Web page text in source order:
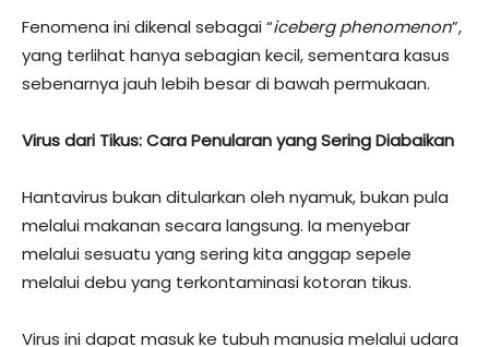
Fenomena ini dikenal sebagai “iceberg phenomenon”,
yang terlihat hanya sebagian kecil, sementara kasus
sebenarnya jauh lebih besar di bawah permukaan.
Virus dari Tikus: Cara Penularan yang Sering Diabaikan
Hantavirus bukan ditularkan oleh nyamuk, bukan pula
melalui makanan secara langsung. Ia menyebar
melalui sesuatu yang sering kita anggap sepele
melalui debu yang terkontaminasi kotoran tikus.
Virus ini dapat masuk ke tubuh manusia melalui udara